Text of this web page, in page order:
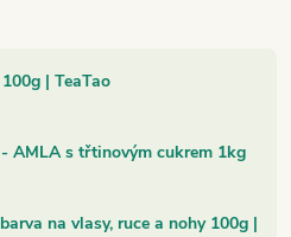
| TeaTao
AMLA s třtinovým cukrem 1kg
na vlasy, ruce a nohy 100g |